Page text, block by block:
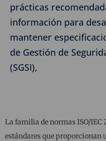
prácticas
información para
mantener
de Gestión de
(SGSI),
La familia de normas ISO/IEC
estándares que proporcionan